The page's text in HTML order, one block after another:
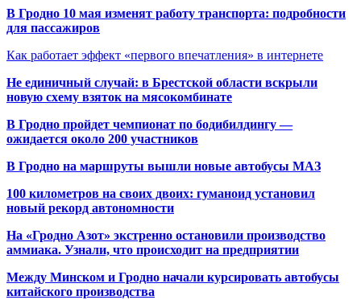
В Гродно 10 мая изменят работу транспорта: подробности
для пассажиров
Как работает эффект «первого впечатления» в интернете
Не единичный случай: в Брестской области вскрыли
новую схему взяток на мясокомбинате
В Гродно пройдет чемпионат по бодибилдингу —
ожидается около 200 участников
В Гродно на маршруты вышли новые автобусы МАЗ
100 километров на своих двоих: гуманоид установил
новый рекорд автономности
На «Гродно Азот» экстренно остановили производство
аммиака. Узнали, что происходит на предприятии
Между Минском и Гродно начали курсировать автобусы
китайского производства